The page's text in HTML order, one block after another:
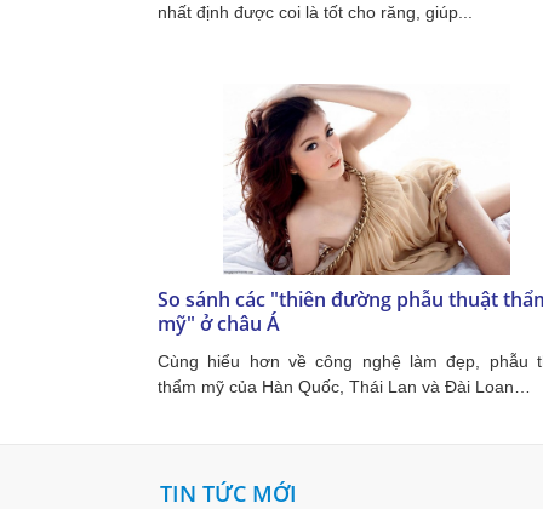
nhất định được coi là tốt cho răng, giúp...
So sánh các "thiên đường phẫu thuật
mỹ" ở châu Á
Cùng hiểu hơn về công nghệ làm đẹp, phẫu
thẩm mỹ của Hàn Quốc, Thái Lan và Đài Loan…
TIN TỨC MỚI